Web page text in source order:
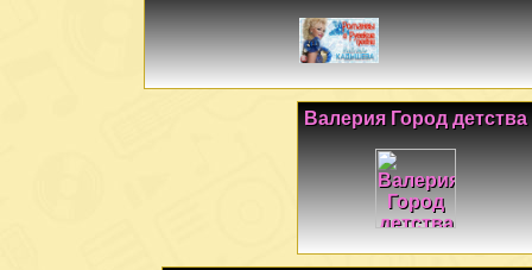
Валерия Город детства